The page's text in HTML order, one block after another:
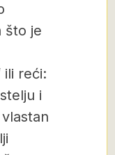
što je
ili reći:
i